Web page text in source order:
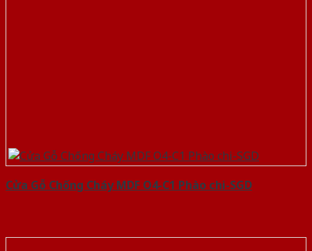
Cửa Gỗ Chống Cháy MDF O4-C1 Phào chi-SGD